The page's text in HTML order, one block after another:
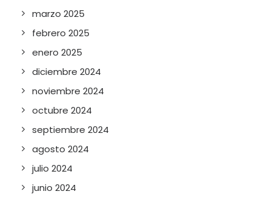
marzo 2025
febrero 2025
enero 2025
diciembre 2024
noviembre 2024
octubre 2024
septiembre 2024
agosto 2024
julio 2024
junio 2024